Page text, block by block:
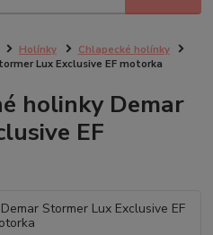
Holínky
Chlapecké holínky
Lux Exclusive EF motorka
holinky Demar
EF